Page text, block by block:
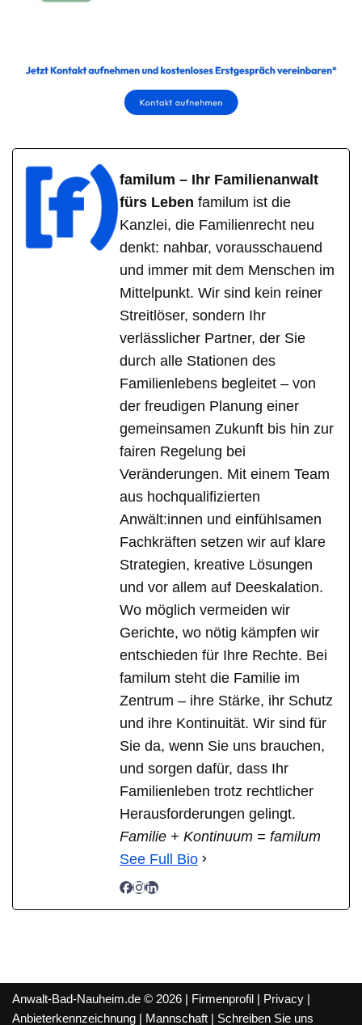
familum – Ihr Familienanwalt
fürs Leben familum ist die
Kanzlei, die Familienrecht neu
denkt: nahbar, vorausschauend
und immer mit dem Menschen im
Mittelpunkt. Wir sind kein reiner
Streitlöser, sondern Ihr
verlässlicher Partner, der Sie
durch alle Stationen des
Familienlebens begleitet – von
der freudigen Planung einer
gemeinsamen Zukunft bis hin zur
fairen Regelung bei
Veränderungen. Mit einem Team
aus hochqualifizierten
Anwält:innen und einfühlsamen
Fachkräften setzen wir auf klare
Strategien, kreative Lösungen
und vor allem auf Deeskalation.
Wo möglich vermeiden wir
Gerichte, wo nötig kämpfen wir
entschieden für Ihre Rechte. Bei
familum steht die Familie im
Zentrum – ihre Stärke, ihr Schutz
und ihre Kontinuität. Wir sind für
Sie da, wenn Sie uns brauchen,
und sorgen dafür, dass Ihr
Familienleben trotz rechtlicher
Herausforderungen gelingt.
Familie + Kontinuum = familum
See Full Bio
Anwalt-Bad-Nauheim.de © 2026 | Firmenprofil | Privacy |
Anbieterkennzeichnung | Mannschaft | Schreiben Sie uns